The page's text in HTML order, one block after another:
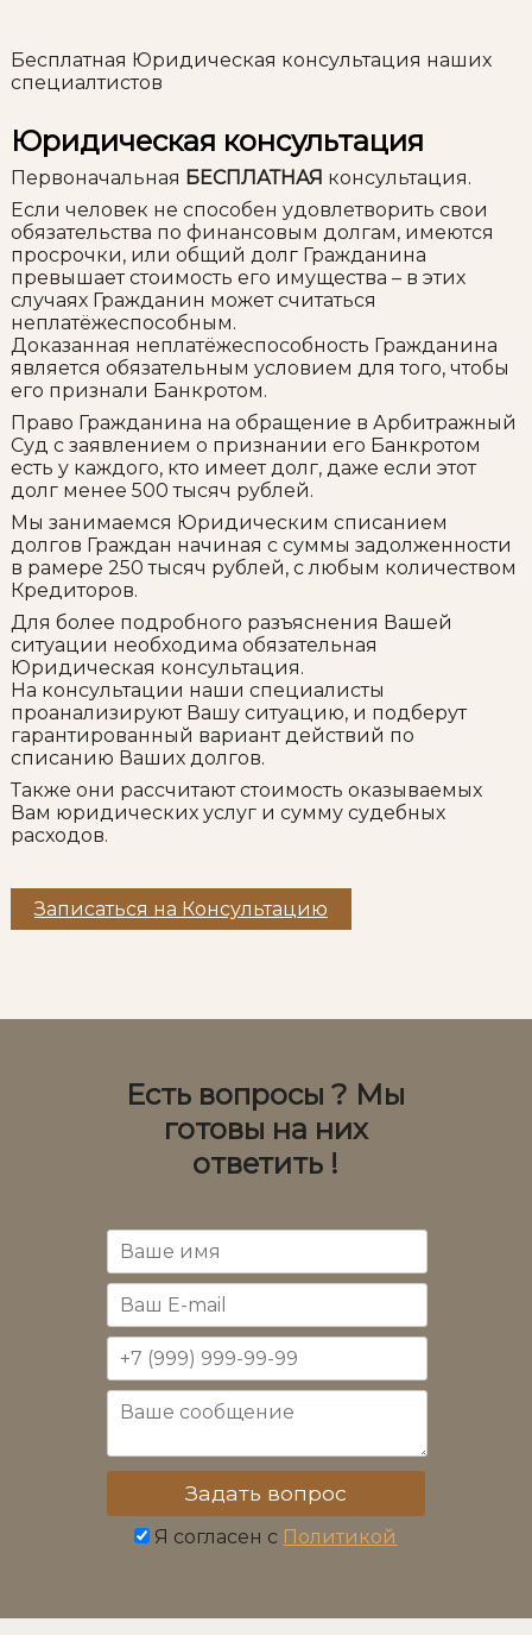
Бесплатная Юридическая консультация наших
специалтистов
Юридическая консультация
Первоначальная БЕСПЛАТНАЯ консультация.
Если человек не способен удовлетворить свои
обязательства по финансовым долгам, имеются
просрочки, или общий долг Гражданина
превышает стоимость его имущества – в этих
случаях Гражданин может считаться
неплатёжеспособным.
Доказанная неплатёжеспособность Гражданина
является обязательным условием для того, чтобы
его признали Банкротом.
Право Гражданина на обращение в Арбитражный
Суд с заявлением о признании его Банкротом
есть у каждого, кто имеет долг, даже если этот
долг менее 500 тысяч рублей.
Мы занимаемся Юридическим списанием
долгов Граждан начиная с суммы задолженности
в рамере 250 тысяч рублей, с любым количеством
Кредиторов.
Для более подробного разъяснения Вашей
ситуации необходима обязательная
Юридическая консультация.
На консультации наши специалисты
проанализируют Вашу ситуацию, и подберут
гарантированный вариант действий по
списанию Ваших долгов.
Также они рассчитают стоимость оказываемых
Вам юридических услуг и сумму судебных
расходов.
Записаться на Консультацию
Есть вопросы ? Мы
готовы на них
ответить !
Я согласен с Политикой